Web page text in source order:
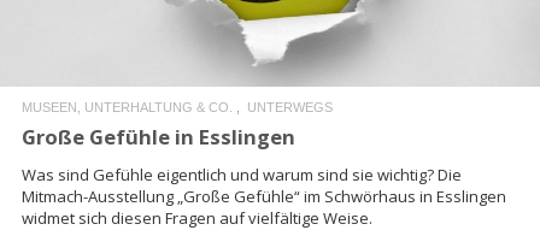
MUSEEN, UNTERHALTUNG & CO. UNTERWEGS
Große Gefühle in Esslingen
Was sind Gefühle eigentlich und warum sind sie wichtig? Die
Mitmach-Ausstellung „Große Gefühle“ im Schwörhaus in Esslingen
widmet sich diesen Fragen auf vielfältige Weise.